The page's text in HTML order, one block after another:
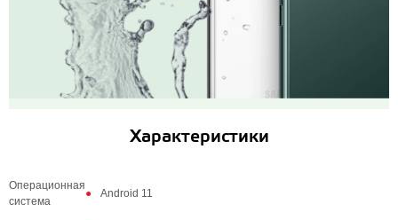
Характеристики
Операционная
система
Android 11